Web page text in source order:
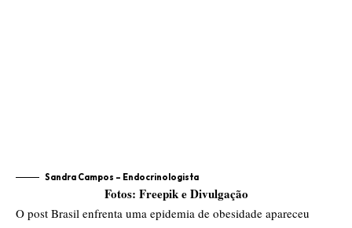
Sandra Campos – Endocrinologista
Fotos: Freepik e Divulgação
O post Brasil enfrenta uma epidemia de obesidade apareceu